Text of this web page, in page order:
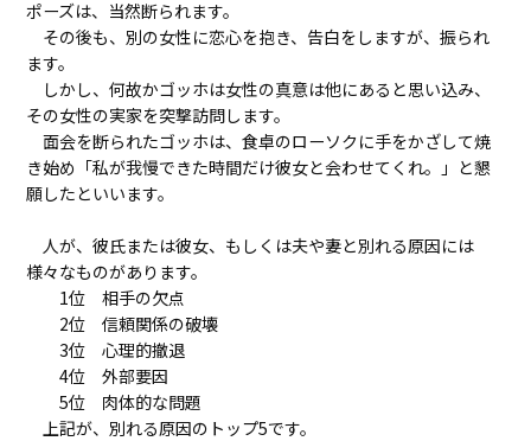
ポーズは、当然断られます。
その後も、別の女性に恋心を抱き、告白をしますが、振られ
ます。
しかし、何故かゴッホは女性の真意は他にあると思い込み、
その女性の実家を突撃訪問します。
面会を断られたゴッホは、食卓のローソクに手をかざして焼
き始め「私が我慢できた時間だけ彼女と会わせてくれ。」と懇
願したといいます。
人が、彼氏または彼女、もしくは夫や妻と別れる原因には
様々なものがあります。
1位 相手の欠点
2位 信頼関係の破壊
3位 心理的撤退
4位 外部要因
5位 肉体的な問題
上記が、別れる原因のトップ5です。